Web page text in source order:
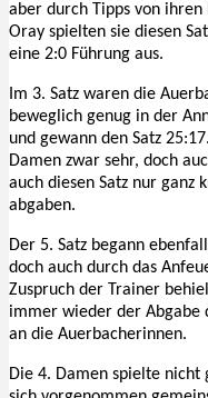
aber durch Tipps von
Oray spielten sie diesen
eine 2:0 Führung aus.
Im 3. Satz waren die
beweglich genug in der
und gewann den Satz
Damen zwar sehr, doch
auch diesen Satz nur ganz
abgaben.
Der 5. Satz begann
doch auch durch das
Zuspruch der Trainer
immer wieder der Abgabe
an die Auerbacherinnen.
Die 4. Damen spielte nicht